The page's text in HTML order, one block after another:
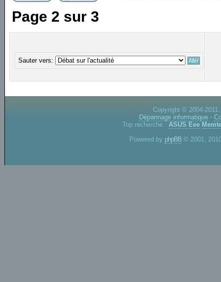
Page 2 sur3
Sauter vers:
Copyright © 2004-
Dépannage informatique -
Top recherche : ASUS Eee
Powered by phpBB © 2001,